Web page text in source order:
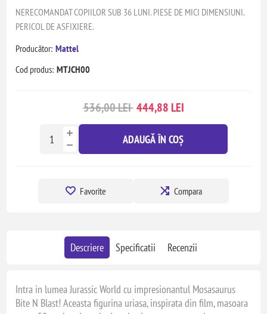
NERECOMANDAT COPIILOR SUB 36 LUNI. PIESE DE MICI DIMENSIUNI.
PERICOL DE ASFIXIERE.
Producător: Mattel
Cod produs: MTJCH00
536,00 LEI 444,88 LEI
ADAUGĂ ÎN COȘ
Favorite Compara
Descriere Specificatii Recenzii
Intra in lumea Jurassic World cu impresionantul Mosasaurus
Bite N Blast! Aceasta figurina uriasa, inspirata din film, masoara